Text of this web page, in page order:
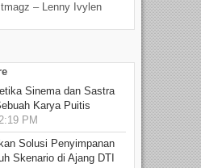
– Lenny Ivylen
Sinema dan Sastra
Karya Puitis
PM
Solusi Penyimpanan
Skenario di Ajang DTI